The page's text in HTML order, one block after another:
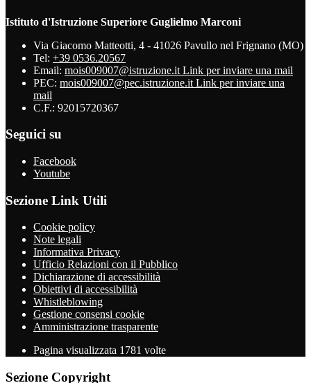
Istituto d'Istruzione Superiore Guglielmo Marconi
Via Giacomo Matteotti, 4 - 41026 Pavullo nel Frignano (MO)
Tel: +39 0536.20567
Email: mois009007@istruzione.it Link per inviare una mail
PEC: mois009007@pec.istruzione.it Link per inviare una
mail
C.F.: 92015720367
Seguici su
Facebook
Youtube
Sezione Link Utili
Cookie policy
Note legali
Informativa Privacy
Ufficio Relazioni con il Pubblico
Dichiarazione di accessibilità
Obiettivi di accessibilità
Whistleblowing
Gestione consensi cookie
Amministrazione trasparente
Pagina visualizzata 1781 volte
Sezione Copyright